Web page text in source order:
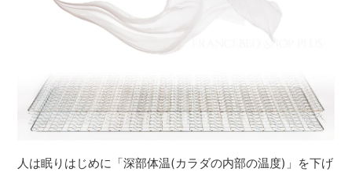
人は眠りはじめに「深部体温(カラダの内部の温度)」を下げ